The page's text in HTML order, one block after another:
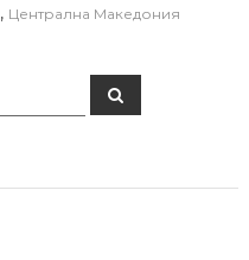
, Централна Македония
S
e